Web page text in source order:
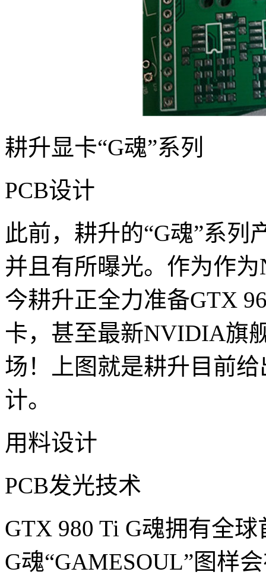
耕升显卡“G魂”系列
PCB设计
此前，耕升的“G魂”系列
并且有所曝光。作为作
今耕升正全力准备GTX
卡，甚至最新NVIDIA旗
场！上图就是耕升目前
计。
用料设计
PCB发光技术
GTX 980 Ti G魂拥有全
G魂“GAMESOUL”图样